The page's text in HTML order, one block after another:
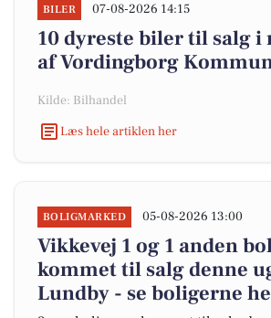
BILER 07-08-2026 14:15
10 dyreste biler til salg
af Vordingborg
Kilde: Bilhandel
Læs hele artiklen her
BOLIGMARKED 05-08-2026 13:00
Vikkevej 1 og 1 anden
kommet til salg denne
Lundby - se boligerne